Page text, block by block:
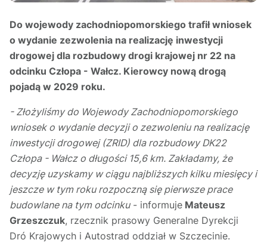
Do wojewody zachodniopomorskiego trafił wniosek
o wydanie zezwolenia na realizację inwestycji
drogowej dla rozbudowy drogi krajowej nr 22 na
odcinku Człopa - Wałcz. Kierowcy nową drogą
pojadą w 2029 roku.
- Złożyliśmy do Wojewody Zachodniopomorskiego
wniosek o wydanie decyzji o zezwoleniu na realizację
inwestycji drogowej (ZRID) dla rozbudowy DK22
Człopa - Wałcz o długości 15,6 km. Zakładamy, że
decyzję uzyskamy w ciągu najbliższych kilku miesięcy i
jeszcze w tym roku rozpoczną się pierwsze prace
budowlane na tym odcinku- informuje Mateusz
Grzeszczuk, rzecznik prasowy Generalne Dyrekcji
Dró Krajowych i Autostrad oddział w Szczecinie.